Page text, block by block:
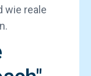
wie reale